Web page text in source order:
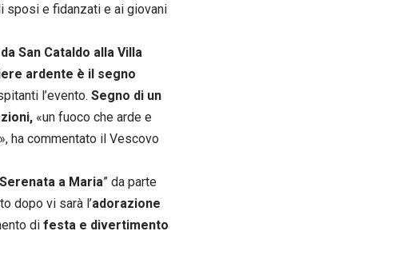
sposi e fidanzati e ai giovani
San Cataldo alla Villa
ardente è il segno
l’evento. Segno di un
«un fuoco che arde e
ha commentato il Vescovo
Serenata a Maria” da parte
dopo vi sarà l’adorazione
di festa e divertimento